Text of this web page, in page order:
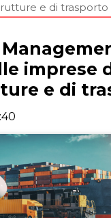
e di trasporto
imprese
e di